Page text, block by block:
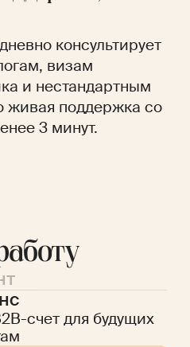
консультирует
визам
и нестандартным
живая поддержка со
3 минут.
счет для будущих